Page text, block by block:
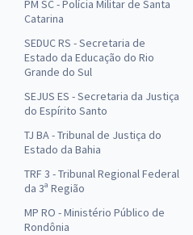
PM SC - Polícia Militar de Santa
Catarina
SEDUC RS - Secretaria de
Estado da Educação do Rio
Grande do Sul
SEJUS ES - Secretaria da Justiça
do Espírito Santo
TJ BA - Tribunal de Justiça do
Estado da Bahia
TRF 3 - Tribunal Regional Federal
da 3ª Região
MP RO - Ministério Público de
Rondônia